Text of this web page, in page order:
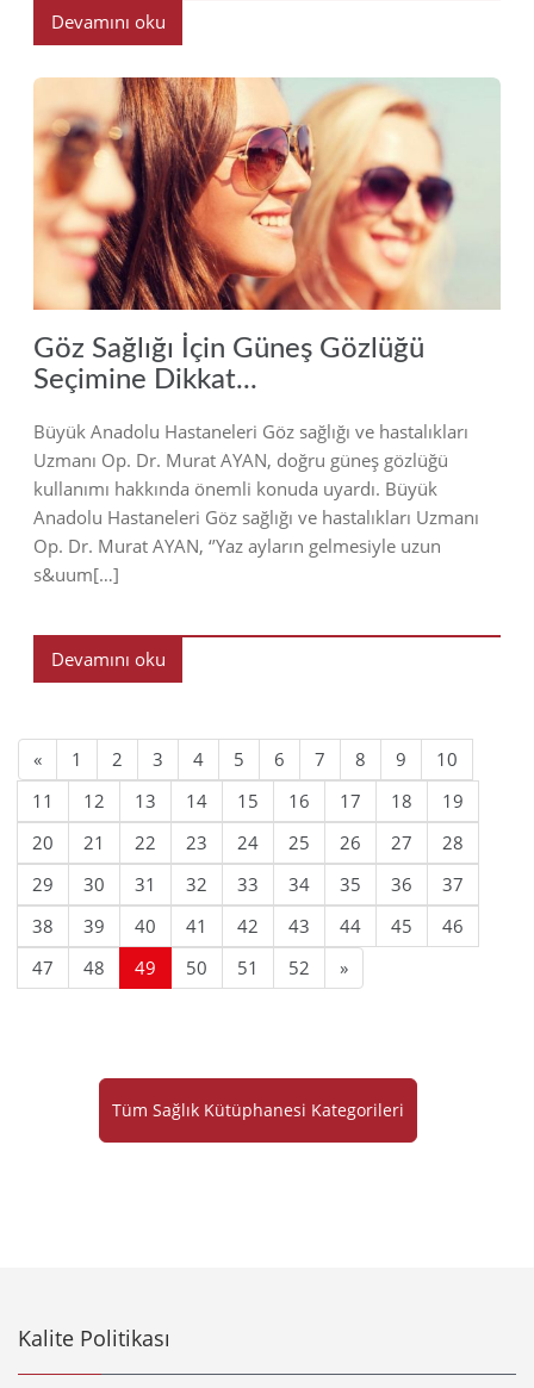
Devamını oku
Göz Sağlığı İçin Güneş Gözlüğü
Seçimine Dikkat...
Büyük Anadolu Hastaneleri Göz sağlığı ve hastalıkları
Uzmanı Op. Dr. Murat AYAN, doğru güneş gözlüğü
kullanımı hakkında önemli konuda uyardı. Büyük
Anadolu Hastaneleri Göz sağlığı ve hastalıkları Uzmanı
Op. Dr. Murat AYAN, ‘’Yaz ayların gelmesiyle uzun
s&uum[…]
Devamını oku
« 1 2 3 4 5 6 7 8 9
10
11
12 13 14 15 16 17 18
19
20
21 22 23 24 25 26 27
28
29
30 31 32 33 34 35 36
37
38
39 40 41 42 43 44 45
46
47
48 49 50 51 52 »
Tüm Sağlık Kütüphanesi Kategorileri
Kalite Politikası